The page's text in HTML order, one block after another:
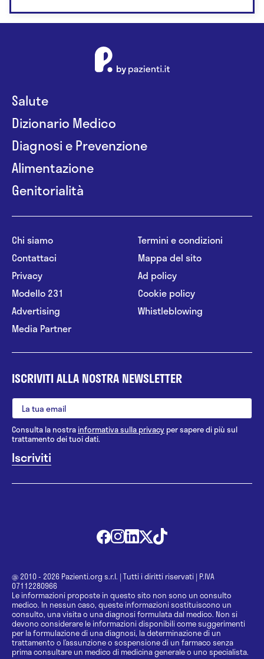
Salute
Dizionario Medico
Diagnosi e Prevenzione
Alimentazione
Genitorialità
Chi siamo
Contattaci
Privacy
Modello 231
Advertising
Media Partner
Termini e condizioni
Mappa del sito
Ad policy
Cookie policy
Whistleblowing
ISCRIVITI ALLA NOSTRA NEWSLETTER
Consulta la nostrainformativa sulla privacy per sapere di più sul
trattamento dei tuoi dati.
@ 2010 - 2026 Pazienti.org s.r.l. | Tutti i diritti riservati | P.IVA
07112280966
Le informazioni proposte in questo sito non sono un consulto
medico. In nessun caso, queste informazioni sostituiscono un
consulto, una visita o una diagnosi formulata dal medico. Non si
devono considerare le informazioni disponibili come suggerimenti
per la formulazione di una diagnosi, la determinazione di un
trattamento o l’assunzione o sospensione di un farmaco senza
prima consultare un medico di medicina generale o uno specialista.